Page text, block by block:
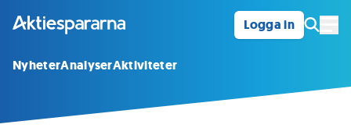
Logga in
NyheterAnalyserAktiviteter